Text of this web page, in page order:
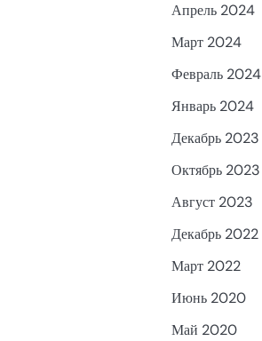
Апрель 2024
Март 2024
Февраль 2024
Январь 2024
Декабрь 2023
Октябрь 2023
Август 2023
Декабрь 2022
Март 2022
Июнь 2020
Май 2020